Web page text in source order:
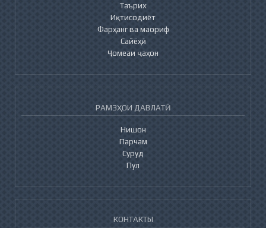
Таърих
Иқтисодиёт
Фарҳанг ва маориф
Сайёҳӣ
Ҷомеаи ҷаҳон
РАМЗҲОИ ДАВЛАТӢ
Нишон
Парчам
Суруд
Пул
КОНТАКТЫ